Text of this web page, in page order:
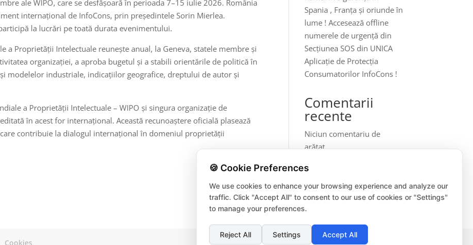
ale WIPO, care se desfășoară în perioada 7–15 iulie 2026. România
internațional de InfoCons, prin președintele Sorin Mierlea.
la lucrări pe toată durata evenimentului.
a Proprietății Intelectuale reunește anual, la Geneva, statele membre și
organizației, a aproba bugetul și a stabili orientările de politică în
modelelor industriale, indicațiilor geografice, dreptului de autor și
a Proprietății Intelectuale – WIPO și singura organizație de
în acest for internațional. Această recunoaștere oficială plasează
contribuie la dialogul internațional în domeniul proprietății
Spania , Franța și oriunde în
lume ! Accesează offline
numerele de urgență din
Secțiunea SOS din UNICA
Aplicație de Protecția
Consumatorilor InfoCons !
Comentarii
recente
Niciun comentariu de
arătat.
Cookies
🍪 Cookie Preferences
We use cookies to enhance your browsing experience and analyze our
traffic. Click "Accept All" to consent to our use of cookies or "Settings"
to manage your preferences.
Reject All Settings Accept All